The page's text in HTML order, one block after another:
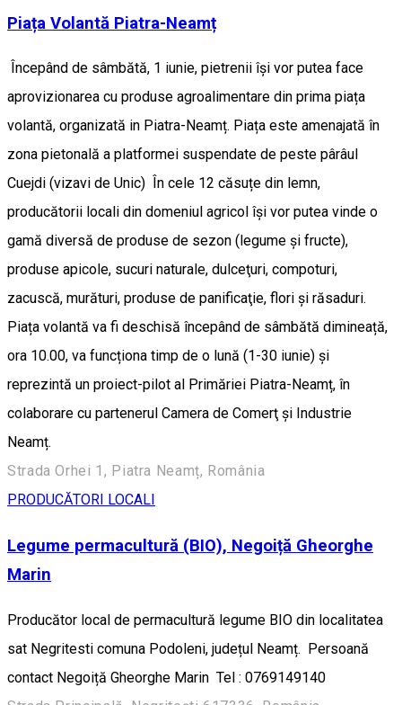
Piața Volantă Piatra-Neamț
Începând de sâmbătă, 1 iunie, pietrenii își vor putea face
aprovizionarea cu produse agroalimentare din prima piața
volantă, organizată in Piatra-Neamț. Piața este amenajată în
zona pietonală a platformei suspendate de peste pârâul
Cuejdi (vizavi de Unic) În cele 12 căsuțe din lemn,
producătorii locali din domeniul agricol își vor putea vinde o
gamă diversă de produse de sezon (legume și fructe),
produse apicole, sucuri naturale, dulceţuri, compoturi,
zacuscă, murături, produse de panificaţie, flori şi răsaduri.
Piața volantă va fi deschisă începând de sâmbătă dimineață,
ora 10.00, va funcționa timp de o lună (1-30 iunie) și
reprezintă un proiect-pilot al Primăriei Piatra-Neamț, în
colaborare cu partenerul Camera de Comerţ şi Industrie
Neamț.
Strada Orhei 1, Piatra Neamț, România
PRODUCĂTORI LOCALI
Legume permacultură (BIO), Negoiță Gheorghe
Marin
Producător local de permacultură legume BIO din localitatea
sat Negritesti comuna Podoleni, județul Neamț. Persoană
contact Negoiță Gheorghe Marin Tel : 0769149140